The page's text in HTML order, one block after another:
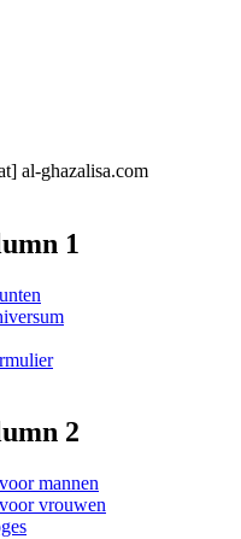
al-ghazalisa.com
1
2
mannen
vrouwen